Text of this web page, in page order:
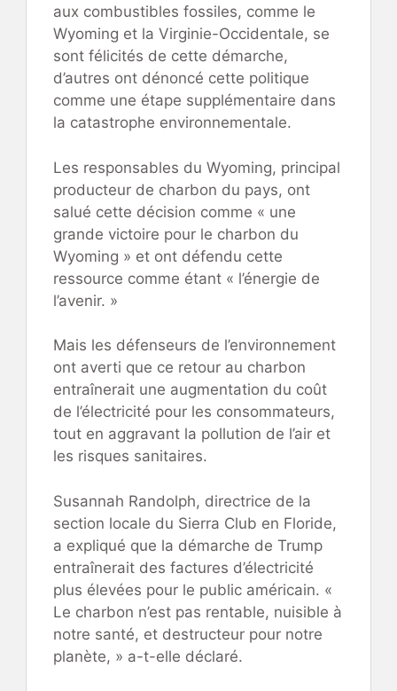
aux combustibles fossiles, comme le
Wyoming et la Virginie-Occidentale, se
sont félicités de cette démarche,
d’autres ont dénoncé cette politique
comme une étape supplémentaire dans
la catastrophe environnementale.
Les responsables du Wyoming, principal
producteur de charbon du pays, ont
salué cette décision comme « une
grande victoire pour le charbon du
Wyoming » et ont défendu cette
ressource comme étant « l’énergie de
l’avenir. »
Mais les défenseurs de l’environnement
ont averti que ce retour au charbon
entraînerait une augmentation du coût
de l’électricité pour les consommateurs,
tout en aggravant la pollution de l’air et
les risques sanitaires.
Susannah Randolph, directrice de la
section locale du Sierra Club en Floride,
a expliqué que la démarche de Trump
entraînerait des factures d’électricité
plus élevées pour le public américain. «
Le charbon n’est pas rentable, nuisible à
notre santé, et destructeur pour notre
planète, » a-t-elle déclaré.